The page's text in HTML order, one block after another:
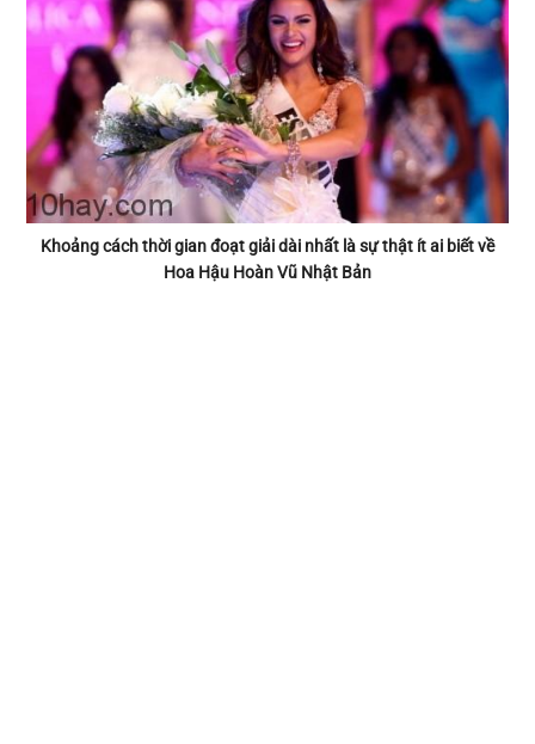
Khoảng cách thời gian đoạt giải dài nhất là sự thật ít ai biết về
Hoa Hậu Hoàn Vũ Nhật Bản